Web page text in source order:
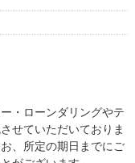
・ローンダリングやテ
せていただいておりま
、所定の期日までにご